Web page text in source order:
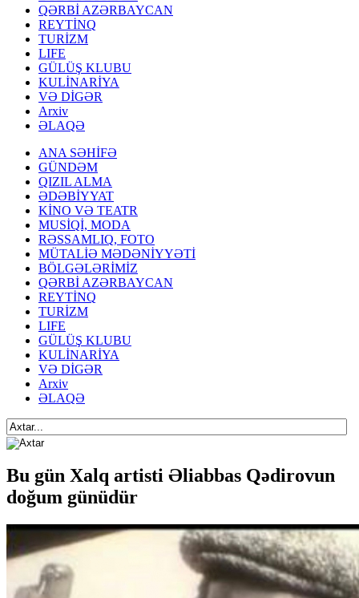
QƏRBİ AZƏRBAYCAN
REYTİNQ
TURİZM
LIFE
GÜLÜŞ KLUBU
KULİNARİYA
VƏ DİGƏR
Arxiv
ƏLAQƏ
ANA SƏHİFƏ
GÜNDƏM
QIZIL ALMA
ƏDƏBİYYAT
KİNO VƏ TEATR
MUSİQİ, MODA
RƏSSAMLIQ, FOTO
MÜTALİƏ MƏDƏNİYYƏTİ
BÖLGƏLƏRİMİZ
QƏRBİ AZƏRBAYCAN
REYTİNQ
TURİZM
LIFE
GÜLÜŞ KLUBU
KULİNARİYA
VƏ DİGƏR
Arxiv
ƏLAQƏ
Bu gün Xalq artisti Əliabbas Qədirovun
doğum günüdür